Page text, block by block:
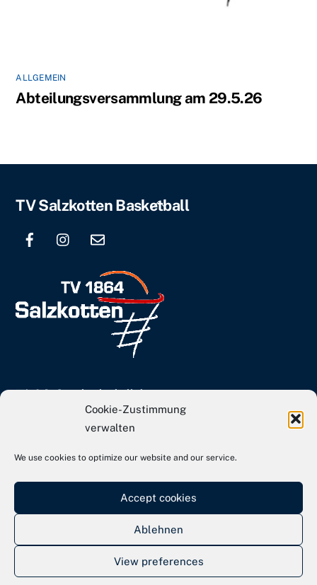
Cookie-Zustimmung
verwalten
We use cookies to optimize our website and our service.
Accept cookies
Ablehnen
View preferences
ALLGEMEIN
Abteilungsversammlung am 29.5.26
Back
TV Salzkotten Basketball
info[at]tvs-basketball.de
Webseite TVS Gesamtverein
Kontakt